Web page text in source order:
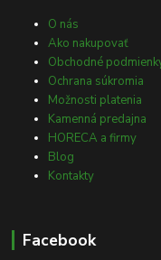
O nás
Ako nakupovať
Obchodné
Ochrana súkromia
Možnosti platenia
Kamenná predajna
HORECA a firmy
Blog
Kontakty
Facebook